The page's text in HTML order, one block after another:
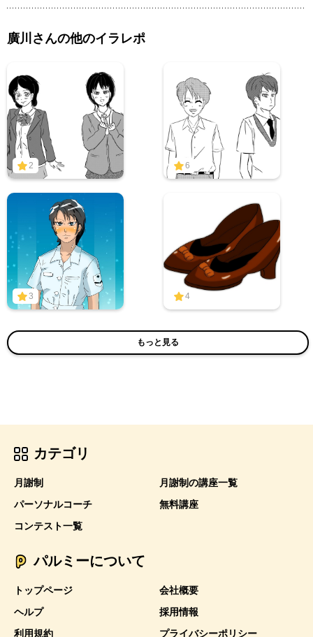
廣川さんの他のイラレポ
2 6
3 4
もっと見る
カテゴリ
月謝制
月謝制の講座一覧
パーソナルコーチ
無料講座
コンテスト一覧
パルミーについて
トップページ
会社概要
ヘルプ
採用情報
利用規約
プライバシーポリシー